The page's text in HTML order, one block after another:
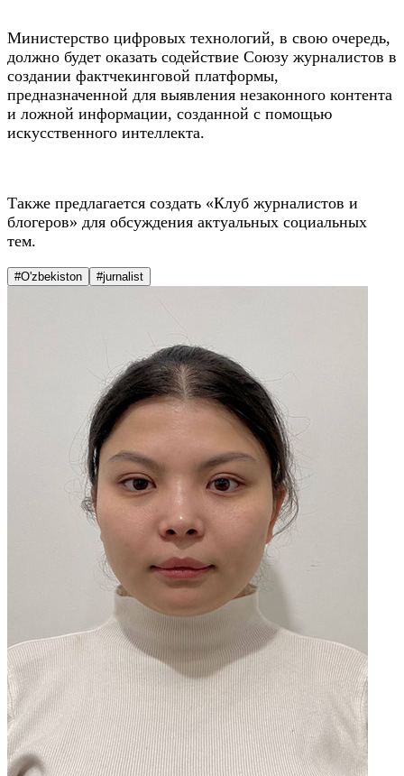
Министерство цифровых технологий, в свою очередь,
должно будет оказать содействие Союзу журналистов в
создании фактчекинговой платформы,
предназначенной для выявления незаконного контента
и ложной информации, созданной с помощью
искусственного интеллекта.
Также предлагается создать «Клуб журналистов и
блогеров» для обсуждения актуальных социальных
тем.
#O'zbekiston #jurnalist